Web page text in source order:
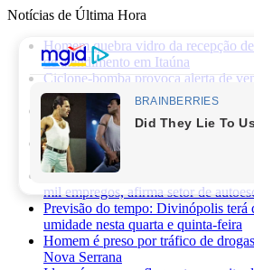
Notícias de Última Hora
Homem quebra vidro da recepção
de atendimento em Itaúna
Ciclone-bomba provoca alerta de
veja os impactos previstos para
Homem morre após sofrer choque
metros durante manutenção em
PRF apreende 75 mil maços de
prende motorista na BR-262
Novas regras da CNH já
mil empregos, afirma setor de
Previsão do tempo: Divinópolis terá
umidade nesta quarta e quinta-feira
Homem é preso por tráfico de
Nova Serrana